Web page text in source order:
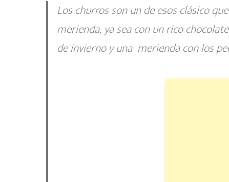
Los churros son un de esos clásico
merienda, ya sea con un rico
de invierno y una merienda con los